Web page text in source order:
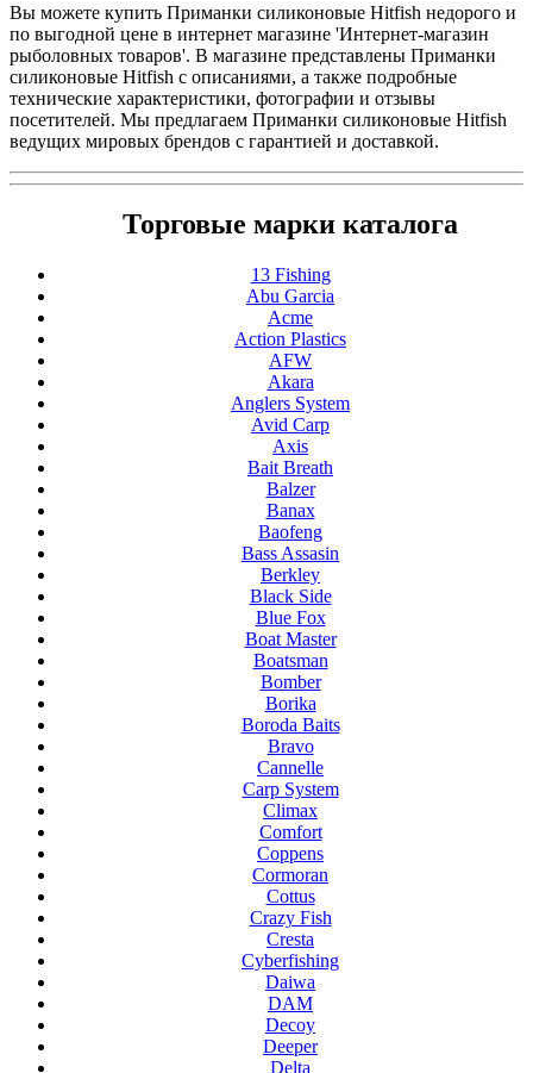
Вы можете купить Приманки силиконовые Hitfish недорого и
по выгодной цене в интернет магазине 'Интернет-магазин
рыболовных товаров'. В магазине представлены Приманки
силиконовые Hitfish с описаниями, а также подробные
технические характеристики, фотографии и отзывы
посетителей. Мы предлагаем Приманки силиконовые Hitfish
ведущих мировых брендов с гарантией и доставкой.
Торговые марки каталога
13 Fishing
Abu Garcia
Acme
Action Plastics
AFW
Akara
Anglers System
Avid Carp
Axis
Bait Breath
Balzer
Banax
Baofeng
Bass Assasin
Berkley
Black Side
Blue Fox
Boat Master
Boatsman
Bomber
Borika
Boroda Baits
Bravo
Cannelle
Carp System
Climax
Comfort
Coppens
Cormoran
Cottus
Crazy Fish
Cresta
Cyberfishing
Daiwa
DAM
Decoy
Deeper
Delta